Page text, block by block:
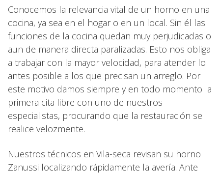
Conocemos la relevancia vital de un horno en una
cocina, ya sea en el hogar o en un local. Sin él las
funciones de la cocina quedan muy perjudicadas o
aun de manera directa paralizadas. Esto nos obliga
a trabajar con la mayor velocidad, para atender lo
antes posible a los que precisan un arreglo. Por
este motivo damos siempre y en todo momento la
primera cita libre con uno de nuestros
especialistas, procurando que la restauración se
realice velozmente.
Nuestros técnicos en Vila-seca revisan su horno
Zanussi localizando rápidamente la avería. Ante